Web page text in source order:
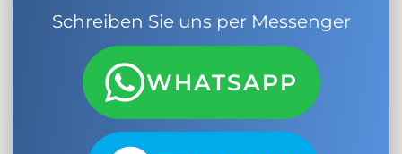
Schreiben Sie uns per Messenger
WHATSAPP